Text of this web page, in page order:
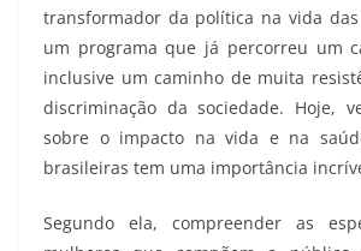
transformador da política na vida das
um programa que já percorreu um
inclusive um caminho de muita
discriminação da sociedade. Hoje,
sobre o impacto na vida e na
brasileiras tem uma importância
Segundo ela, compreender as